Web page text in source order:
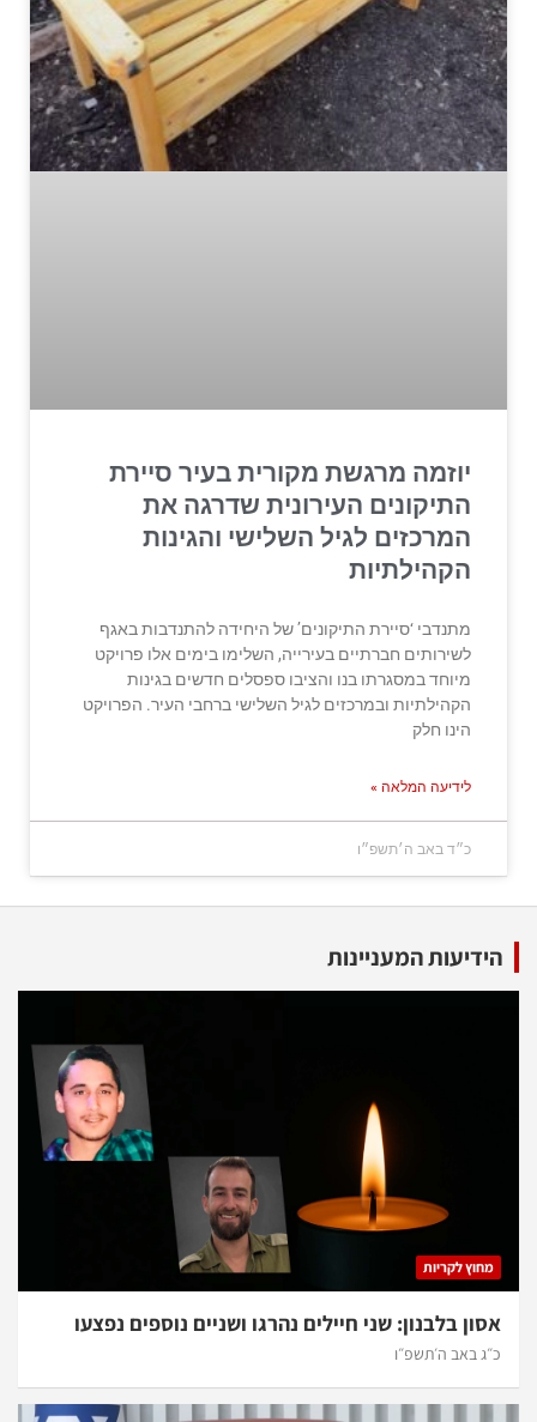
יוזמה מרגשת מקורית בעיר סיירת
התיקונים העירונית שדרגה את
המרכזים לגיל השלישי והגינות
הקהילתיות
מתנדבי ‘סיירת התיקונים’ של היחידה להתנדבות באגף
לשירותים חברתיים בעירייה, השלימו בימים אלו פרויקט
מיוחד במסגרתו בנו והציבו ספסלים חדשים בגינות
הקהילתיות ובמרכזים לגיל השלישי ברחבי העיר. הפרויקט
הינו חלק
לידיעה המלאה »
כ״ד באב ה׳תשפ״ו
הידיעות המעניינות
מחוץ לקריות
אסון בלבנון: שני חיילים נהרגו ושניים נוספים נפצעו
כ״ג באב ה׳תשפ״ו